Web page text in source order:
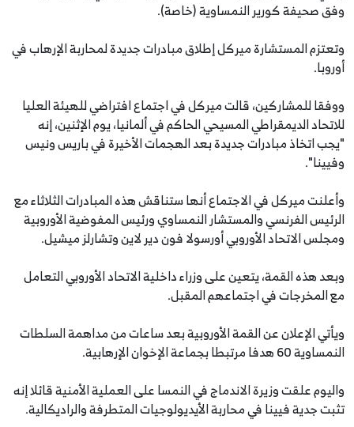
وفق صحيفة كورير النمساوية (خاصة).
وتعتزم المستشارة ميركل إطلاق مبادرات جديدة لمحاربة الإرهاب في
أوروبا.
ووفقا للمشاركين، قالت ميركل في اجتماع افتراضي للهيئة العليا
للاتحاد الديمقراطي المسيحي الحاكم في ألمانيا، يوم الإثنين، إنه
"يجب اتخاذ مبادرات جديدة بعد الهجمات الأخيرة في باريس ونيس
وفيينا".
وأعلنت ميركل في الاجتماع أنها ستناقش هذه المبادرات الثلاثاء مع
الرئيس الفرنسي والمستشار النمساوي ورئيس المفوضية الأوروبية
ومجلس الاتحاد الأوروبي أورسولا فون دير لاين وتشارلز ميشيل.
وبعد هذه القمة، يتعين على وزراء داخلية الاتحاد الأوروبي التعامل
مع المخرجات في اجتماعهم المقبل.
ويأتي الإعلان عن القمة الأوروبية بعد ساعات من مداهمة السلطات
النمساوية 60 هدفا مرتبطا بجماعة الإخوان الإرهابية.
واليوم علقت وزيرة الاندماج في النمسا على العملية الأمنية قائلا إنه
تثبت جدية فيينا في محاربة الأيديولوجيات المتطرفة والراديكالية.